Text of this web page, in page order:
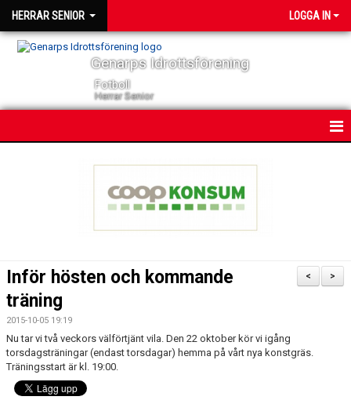
HERRAR SENIOR LOGGA IN
Genarps Idrottsförening
Fotboll
Herrar Senior
TRUPPEN
SERIER
MATCHER
EKEVALLEN IP
>
<
Inför hösten och kommande
träning
2015-10-05 19:19
Nu tar vi två veckors välförtjänt vila. Den 22 oktober kör vi igång
torsdagsträningar (endast torsdagar) hemma på vårt nya konstgräs.
Träningsstart är kl. 19:00.